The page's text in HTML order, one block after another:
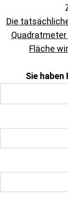
Die
Fläche
Sie